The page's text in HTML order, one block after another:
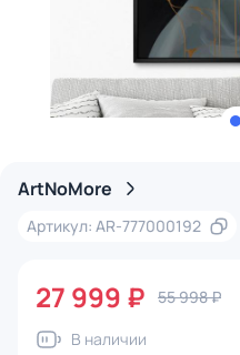
ArtNoMore
Артикул: AR-777000192
27 999 ₽ 55 998 ₽
В наличии